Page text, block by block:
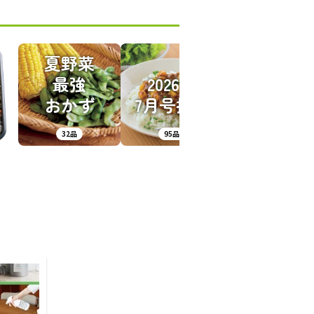
夏野菜
最強
おかず
32品
2026年
7月号掲載
95品